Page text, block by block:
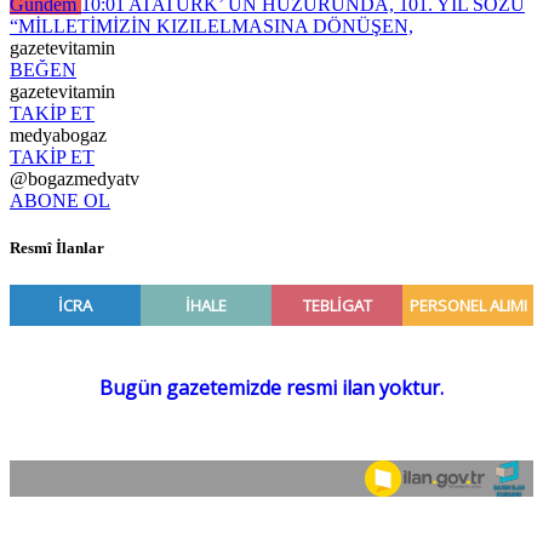
“MİLLETİMİZİN KIZILELMASINA DÖNÜŞEN,
gazetevitamin
BEĞEN
gazetevitamin
TAKİP ET
medyabogaz
TAKİP ET
@bogazmedyatv
ABONE OL
Resmî İlanlar